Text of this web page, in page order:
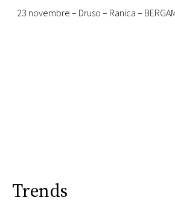
23 novembre – Druso – Ranica –
Trends